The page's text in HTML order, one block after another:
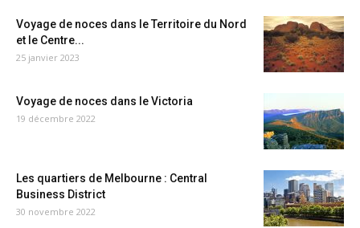
Voyage de noces dans le Territoire du Nord
et le Centre...
25 janvier 2023
Voyage de noces dans le Victoria
19 décembre 2022
Les quartiers de Melbourne : Central
Business District
30 novembre 2022